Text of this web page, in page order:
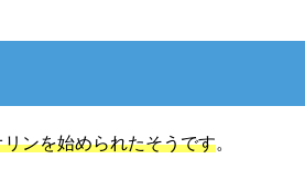
ンを始められたそうです。